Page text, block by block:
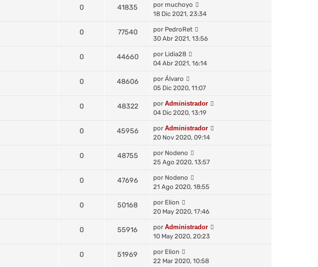
0 41835 por muchoyo
18 Dic 2021, 23:34
0 77540 por PedroRet
30 Abr 2021, 13:56
0 44660 por Lidia28
04 Abr 2021, 16:14
0 48606 por Álvaro
05 Dic 2020, 11:07
0 48322 por Administrador
04 Dic 2020, 13:19
0 45956 por Administrador
20 Nov 2020, 09:14
0 48755 por Nodeno
25 Ago 2020, 13:57
0 47696 por Nodeno
21 Ago 2020, 18:55
0 50168 por Elion
20 May 2020, 17:46
0 55916 por Administrador
10 May 2020, 20:23
0 51969 por Elion
22 Mar 2020, 10:58